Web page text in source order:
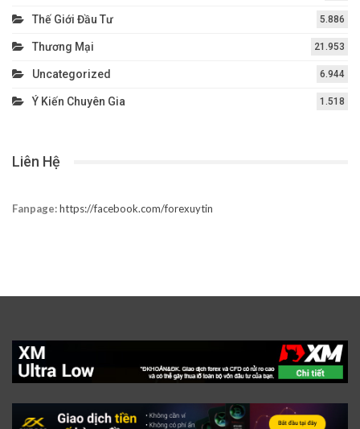
Thế Giới Đầu Tư 5.886
Thương Mại 21.953
Uncategorized 6.944
Ý Kiến Chuyên Gia 1.518
Liên Hệ
Fanpage:https://facebook.com/forexuytin